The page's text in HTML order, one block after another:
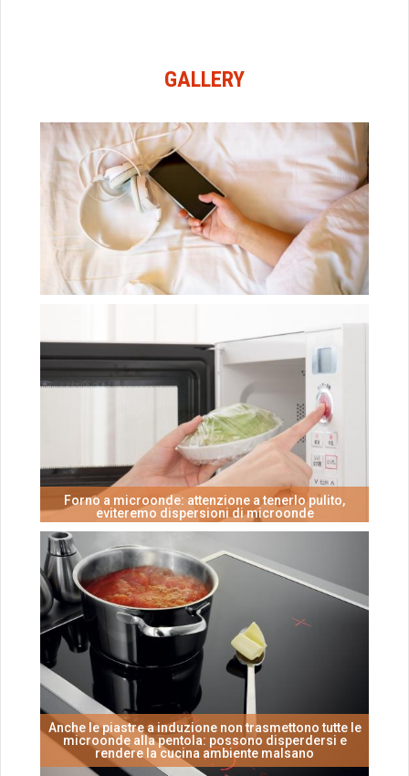
GALLERY
dorme, specie se resta acceso
Forno a microonde: attenzione a tenerlo pulito,
eviteremo dispersioni di microonde
Anche le piastre a induzione non trasmettono tutte le
microonde alla pentola: possono disperdersi e
rendere la cucina ambiente malsano